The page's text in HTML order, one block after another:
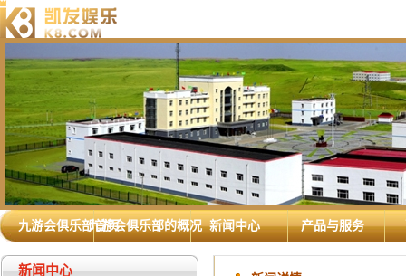
九游会俱乐部首页九游会俱乐部的概况 新闻中心 产品与服务
新闻中心